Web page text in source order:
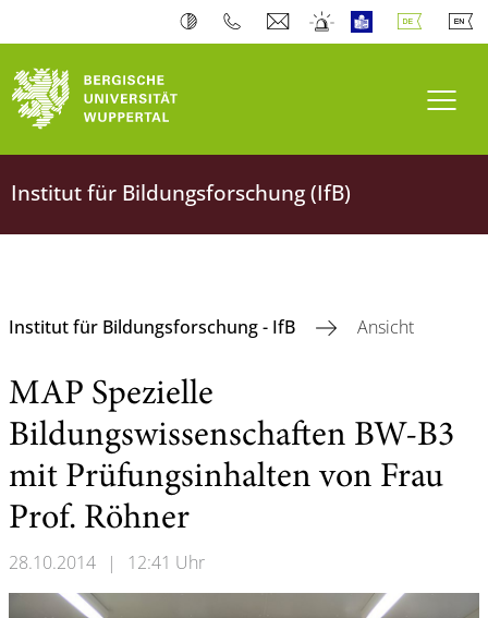
Institut für Bildungsforschung (IfB)
Institut für Bildungsforschung - IfB Ansicht
MAP Spezielle
Bildungswissenschaften BW-B3
mit Prüfungsinhalten von Frau
Prof. Röhner
28.10.2014 | 12:41 Uhr